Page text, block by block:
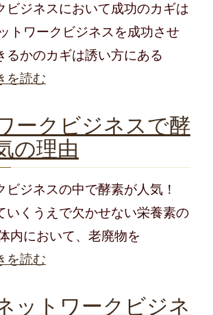
ビジネスにおいて成功のカギは
トワークビジネスを成功させ
るかのカギは誘い方にある
を読む
ークビジネスで酵
の理由
ビジネスの中で酵素が人気！
いくうえで欠かせない栄養素の
内において、老廃物を
を読む
ットワークビジネ